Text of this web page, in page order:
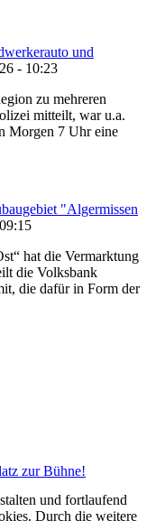
und
- 10:23
zu mehreren
mitteilt, war u.a.
Morgen 7 Uhr eine
"Algermissen
hat die Vermarktung
die Volksbank
die dafür in Form der
und fortlaufend
Durch die weitere